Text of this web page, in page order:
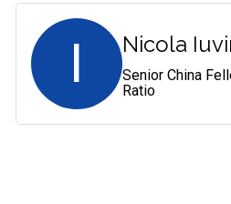
I Nicola
Senior China
Ratio